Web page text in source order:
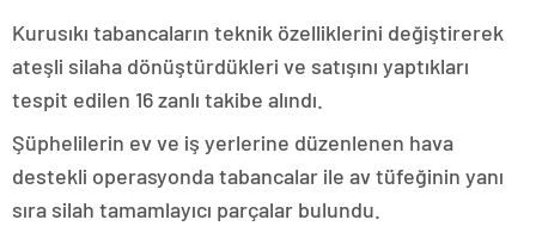
Kurusıkı tabancaların teknik özelliklerini değiştirerek
ateşli silaha dönüştürdükleri ve satışını yaptıkları
tespit edilen 16 zanlı takibe alındı.
Şüphelilerin ev ve iş yerlerine düzenlenen hava
destekli operasyonda tabancalar ile av tüfeğinin yanı
sıra silah tamamlayıcı parçalar bulundu.